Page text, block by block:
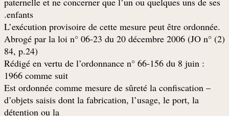
enfants.
.L’exécution provisoire de cette mesure peut être ordonnée
(2) Abrogé par la loi n° 06-23 du 20 décembre 2006 (JO n°
84, p.24)
: Rédigé en vertu de l’ordonnance n° 66-156 du 8 juin
1966 comme suit
– Est ordonnée comme mesure de sûreté la confiscation
d’objets saisis dont la fabrication, l’usage, le port, la
détention ou la